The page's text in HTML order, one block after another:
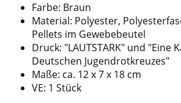
Farbe: Braun
Material: Polyester,
Pellets im Gewebebeutel
Druck: "LAUTSTARK" und "Eine
Deutschen Jugendrotkreuzes"
Maße: ca. 12 x 7 x 18 cm
VE: 1 Stück